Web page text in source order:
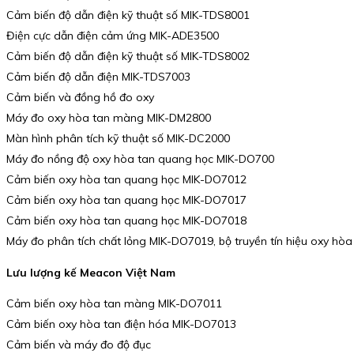
Cảm biến độ dẫn điện kỹ thuật số MIK-TDS8001
Điện cực dẫn điện cảm ứng MIK-ADE3500
Cảm biến độ dẫn điện kỹ thuật số MIK-TDS8002
Cảm biến độ dẫn điện MIK-TDS7003
Cảm biến và đồng hồ đo oxy
Máy đo oxy hòa tan màng MIK-DM2800
Màn hình phân tích kỹ thuật số MIK-DC2000
Máy đo nồng độ oxy hòa tan quang học MIK-DO700
Cảm biến oxy hòa tan quang học MIK-DO7012
Cảm biến oxy hòa tan quang học MIK-DO7017
Cảm biến oxy hòa tan quang học MIK-DO7018
Máy đo phân tích chất lỏng MIK-DO7019, bộ truyền tín hiệu oxy
Lưu lượng kế Meacon Việt Nam
Cảm biến oxy hòa tan màng MIK-DO7011
Cảm biến oxy hòa tan điện hóa MIK-DO7013
Cảm biến và máy đo độ đục